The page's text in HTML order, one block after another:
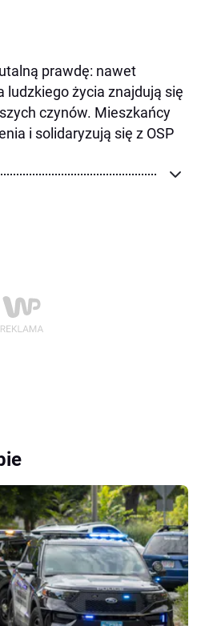
prawdę: nawet
życia znajdują się
czynów. Mieszkańcy
i solidaryzują się z OSP